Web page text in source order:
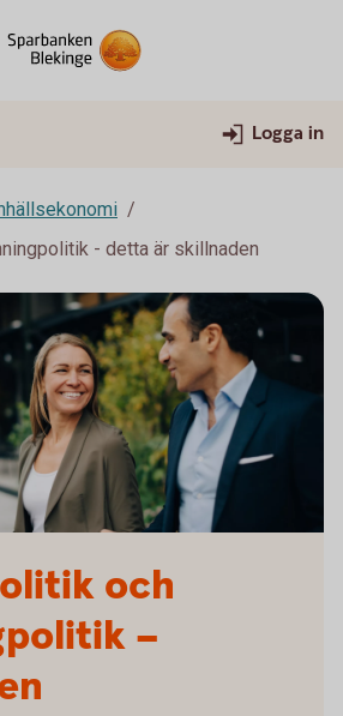
Logga in
- detta är skillnaden
och
–